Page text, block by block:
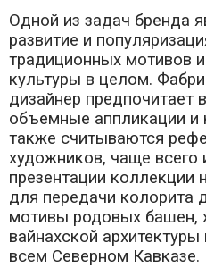
Одной из задач бренда
развитие и
традиционных мотивов
культуры в целом.
дизайнер предпочитает
объемные аппликации и
также считываются
художников, чаще
презентации коллекции
для передачи колорита
мотивы родовых башен,
вайнахской
всем Северном Кавказе.